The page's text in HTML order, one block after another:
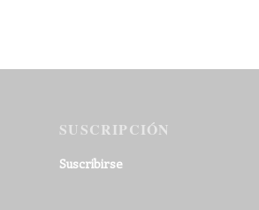
SUSCRIPCIÓN
Suscribirse